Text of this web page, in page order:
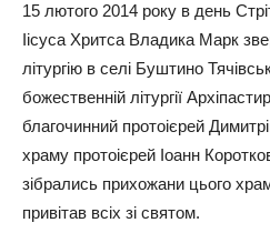
15 лютого 2014 року в день
Іісуса Хритса Владика Марк
літургію в селі Буштино
божественній літургії
благочинний протоієрей
храму протоієрей Іоанн
зібрались прихожани цього
привітав всіх зі святом.